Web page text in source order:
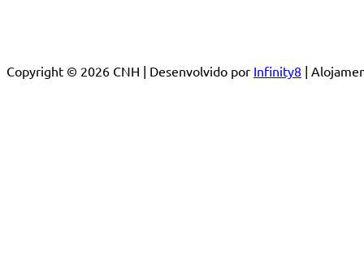
Copyright © 2026 CNH | Desenvolvido por Infinity8 |